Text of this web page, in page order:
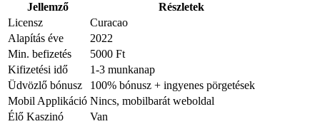
Jellemző
Részletek
Licensz
Curacao
Alapítás éve
2022
Min. befizetés
5000 Ft
Kifizetési idő
1-3 munkanap
Üdvözlő bónusz
100% bónusz + ingyenes pörgetések
Mobil Applikáció Nincs, mobilbarát weboldal
Élő Kaszinó
Van